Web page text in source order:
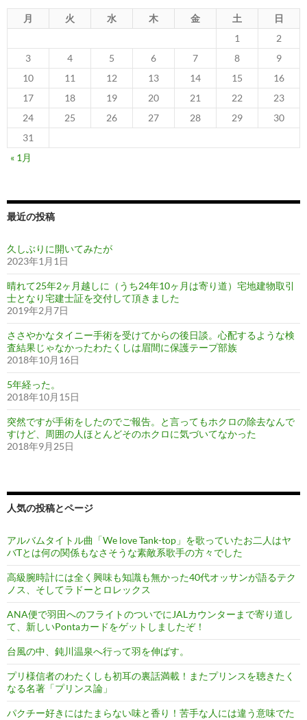
月 火 水 木 金 土
日
1
2
3
4 5 6 7 8
9
10
11 12 13 14 15
16
17
18 19 20 21 22
23
24
25 26 27 28 29
30
31
« 1月
最近の投稿
久しぶりに開いてみたが
2023年1月1日
晴れて25年2ヶ月越しに（うち24年10ヶ月は寄り道）宅地建物取引
士となり宅建士証を交付して頂きました
2019年2月7日
ささやかなタイニー手術を受けてからの後日談。心配するような検
査結果じゃなかったわたくしは眉間に保護テープ部族
2018年10月16日
5年経った。
2018年10月15日
突然ですが手術をしたのでご報告。と言ってもホクロの除去なんで
すけど、周囲の人ほとんどそのホクロに気づいてなかった
2018年9月25日
人気の投稿とページ
アルバムタイトル曲「We love Tank-top」を歌っていたお二人はヤ
バTとは何の関係もなさそうな素敵系歌手の方々でした
高級腕時計には全く興味も知識も無かった40代オッサンが語るテク
ノス、そしてラドーとロレックス
ANA便で羽田へのフライトのついでにJALカウンターまで寄り道し
て、新しいPontaカードをゲットしましたぞ！
台風の中、鈍川温泉へ行って羽を伸ばす。
プリ様信者のわたくしも初耳の裏話満載！またプリンスを聴きたく
なる名著「プリンス論」
パクチー好きにはたまらない味と香り！苦手な人には違う意味でた